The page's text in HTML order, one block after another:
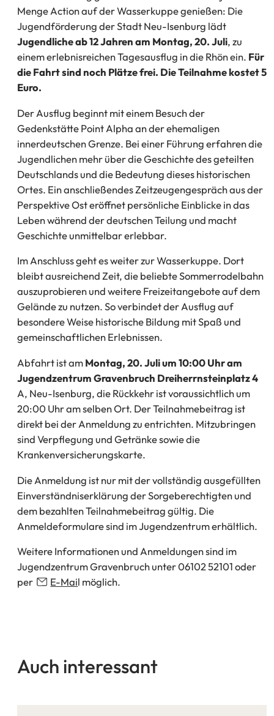
Menge Action auf der Wasserkuppe genießen: Die
Jugendförderung der Stadt Neu-Isenburg lädt
Jugendliche ab 12 Jahren am Montag, 20. Juli, zu
einem erlebnisreichen Tagesausflug in die Rhön ein. Für
die Fahrt sind noch Plätze frei. Die Teilnahme kostet 5
Euro.
Der Ausflug beginnt mit einem Besuch der
Gedenkstätte Point Alpha an der ehemaligen
innerdeutschen Grenze. Bei einer Führung erfahren die
Jugendlichen mehr über die Geschichte des geteilten
Deutschlands und die Bedeutung dieses historischen
Ortes. Ein anschließendes Zeitzeugengespräch aus der
Perspektive Ost eröffnet persönliche Einblicke in das
Leben während der deutschen Teilung und macht
Geschichte unmittelbar erlebbar.
Im Anschluss geht es weiter zur Wasserkuppe. Dort
bleibt ausreichend Zeit, die beliebte Sommerrodelbahn
auszuprobieren und weitere Freizeitangebote auf dem
Gelände zu nutzen. So verbindet der Ausflug auf
besondere Weise historische Bildung mit Spaß und
gemeinschaftlichen Erlebnissen.
Abfahrt ist amMontag, 20. Juli um 10:00 Uhr am
Jugendzentrum Gravenbruch Dreiherrnsteinplatz 4
A, Neu-Isenburg, die Rückkehr ist voraussichtlich um
20:00 Uhr am selben Ort. Der Teilnahmebeitrag ist
direkt bei der Anmeldung zu entrichten. Mitzubringen
sind Verpflegung und Getränke sowie die
Krankenversicherungskarte.
Die Anmeldung ist nur mit der vollständig ausgefüllten
Einverständniserklärung der Sorgeberechtigten und
dem bezahlten Teilnahmebeitrag gültig. Die
Anmeldeformulare sind im Jugendzentrum erhältlich.
Weitere Informationen und Anmeldungen sind im
Jugendzentrum Gravenbruch unter 06102 52101 oder
per
E-Mail möglich.
Auch interessant